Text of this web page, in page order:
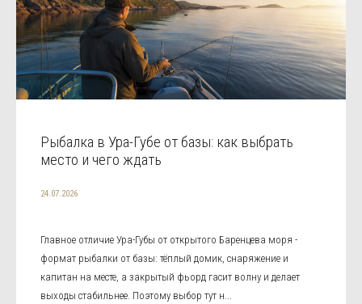
Рыбалка в Ура-Губе от базы: как выбрать
место и чего ждать
24.07.2026
Главное отличие Ура-Губы от открытого Баренцева моря -
формат рыбалки от базы: тёплый домик, снаряжение и
капитан на месте, а закрытый фьорд гасит волну и делает
выходы стабильнее. Поэтому выбор тут н...